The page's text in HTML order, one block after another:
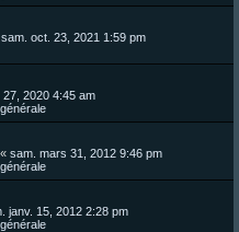
sam. oct. 23, 2021 1:59 pm
27, 2020 4:45 am
« sam. mars 31, 2012 9:46 pm
janv. 15, 2012 2:28 pm